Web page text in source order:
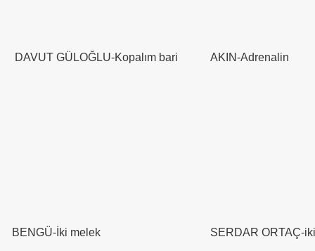
DAVUT GÜLOĞLU-Kopalım bari AKIN-Adrenalin
BENGÜ-İki melek SERDAR ORTAÇ-